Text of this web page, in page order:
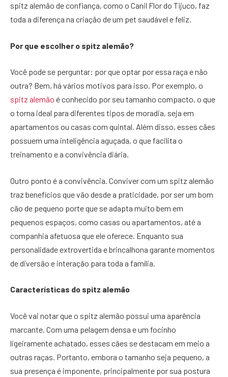
spitz alemão de confiança, como o Canil Flor do Tijuco, faz
toda a diferença na criação de um pet saudável e feliz.
Por que escolher o spitz alemão?
Você pode se perguntar: por que optar por essa raça e não
outra? Bem, há vários motivos para isso. Por exemplo, o
spitz alemão é conhecido por seu tamanho compacto, o que
o torna ideal para diferentes tipos de moradia, seja em
apartamentos ou casas com quintal. Além disso, esses cães
possuem uma inteligência aguçada, o que facilita o
treinamento e a convivência diária.
Outro ponto é a convivência. Conviver com um spitz alemão
traz benefícios que vão desde a praticidade, por ser um bom
cão de pequeno porte que se adapta muito bem em
pequenos espaços, como casas ou apartamentos, até a
companhia afetuosa que ele oferece. Enquanto sua
personalidade extrovertida e brincalhona garante momentos
de diversão e interação para toda a família.
Características do spitz alemão
Você vai notar que o spitz alemão possui uma aparência
marcante. Com uma pelagem densa e um focinho
ligeiramente achatado, esses cães se destacam em meio a
outras raças. Portanto, embora o tamanho seja pequeno, a
sua presença é imponente, principalmente por sua postura